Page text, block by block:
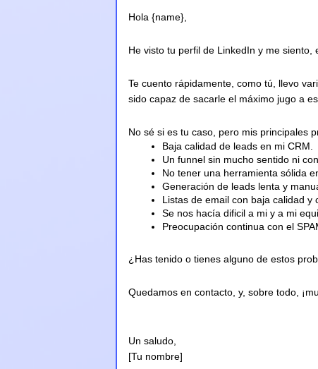
Hola {name},
He visto tu perfil de LinkedIn y me siento,
Te cuento rápidamente, como tú, llevo
sido capaz de sacarle el máximo jugo a
No sé si es tu caso, pero mis principales
Baja calidad de leads en mi CRM.
Un funnel sin mucho sentido ni
No tener una herramienta sólida
Generación de leads lenta y
Listas de email con baja calidad y
Se nos hacía dificil a mi y a mi
Preocupación continua con el
¿Has tenido o tienes alguno de estos
Quedamos en contacto, y, sobre todo,
Un saludo,
[Tu nombre]